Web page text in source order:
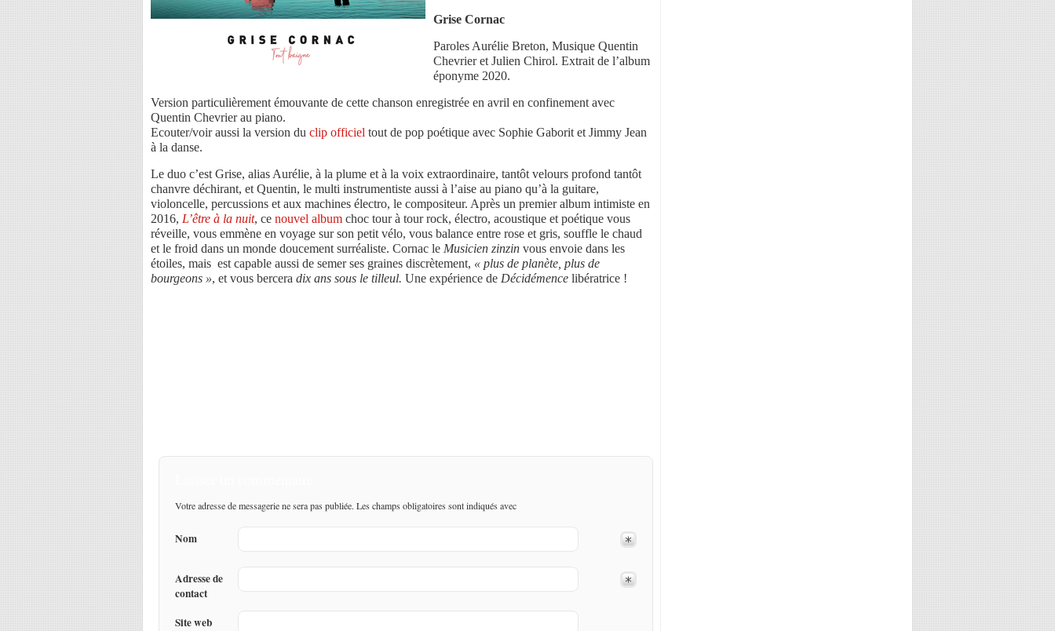
Grise Cornac
Paroles Aurélie Breton, Musique Quentin
Chevrier et Julien Chirol. Extrait de l’album
éponyme 2020.
Version particulièrement émouvante de cette chanson enregistrée en avril en confinement avec
Quentin Chevrier au piano.
Ecouter/voir aussi la version du clip officiel tout de pop poétique avec Sophie Gaborit et Jimmy Jean
à la danse.
Le duo c’est Grise, alias Aurélie, à la plume et à la voix extraordinaire, tantôt velours profond tantôt
chanvre déchirant, et Quentin, le multi instrumentiste aussi à l’aise au piano qu’à la guitare,
violoncelle, percussions et aux machines électro, le compositeur. Après un premier album intimiste en
2016, L’être à la nuit, ce nouvel album choc tour à tour rock, électro, acoustique et poétique vous
réveille, vous emmène en voyage sur son petit vélo, vous balance entre rose et gris, souffle le chaud
et le froid dans un monde doucement surréaliste. Cornac le Musicien zinzin vous envoie dans les
étoiles, mais est capable aussi de semer ses graines discrètement, « plus de planète, plus de
bourgeons », et vous bercera dix ans sous le tilleul. Une expérience de Décidémence libératrice !
Votre adresse de messagerie ne sera pas publiée. Les champs obligatoires sont indiqués avec
Nom
Adresse de
contact
Site web